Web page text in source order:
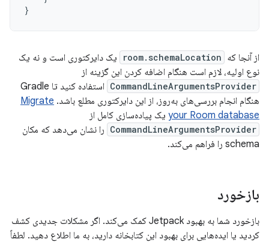
}
از آنجا که room.schemaLocation
یک دایرکتوری است و نه یک
نوع اولیه، لازم است هنگام اضافه کردن این گزینه از
CommandLineArgumentsProvider
استفاده کنید تا Gradle
هنگام انجام بررسی‌های به‌روز، از این دایرکتوری مطلع باشد. Migrate
your Room database یک پیاده‌سازی کامل از
CommandLineArgumentsProvider را نشان می‌دهد که مکان
schema را فراهم می‌کند.
بازخورد
بازخورد شما به بهبود Jetpack کمک می‌کند. اگر مشکلات جدیدی کشف
کردید یا ایده‌هایی برای بهبود این کتابخانه دارید، به ما اطلاع دهید. لطفاً